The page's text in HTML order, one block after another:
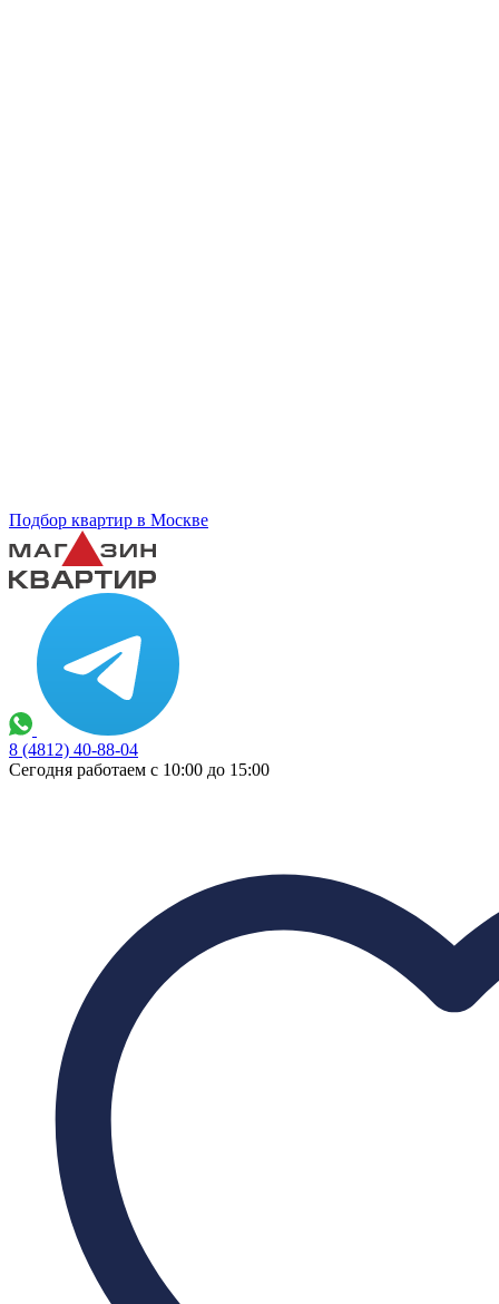
Подбор квартир в Москве
8 (4812) 40-88-04
Сегодня работаем с 10:00 до 15:00